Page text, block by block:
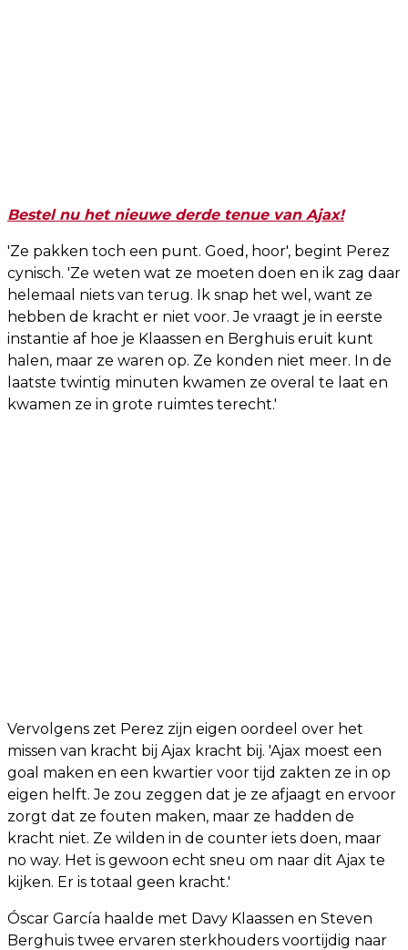
Bestel nu het nieuwe derde tenue van Ajax!
'Ze pakken toch een punt. Goed, hoor', begint Perez
cynisch. 'Ze weten wat ze moeten doen en ik zag daar
helemaal niets van terug. Ik snap het wel, want ze
hebben de kracht er niet voor. Je vraagt je in eerste
instantie af hoe je Klaassen en Berghuis eruit kunt
halen, maar ze waren op. Ze konden niet meer. In de
laatste twintig minuten kwamen ze overal te laat en
kwamen ze in grote ruimtes terecht.'
Vervolgens zet Perez zijn eigen oordeel over het
missen van kracht bij Ajax kracht bij. 'Ajax moest een
goal maken en een kwartier voor tijd zakten ze in op
eigen helft. Je zou zeggen dat je ze afjaagt en ervoor
zorgt dat ze fouten maken, maar ze hadden de
kracht niet. Ze wilden in de counter iets doen, maar
no way. Het is gewoon echt sneu om naar dit Ajax te
kijken. Er is totaal geen kracht.'
Óscar García haalde met Davy Klaassen en Steven
Berghuis twee ervaren sterkhouders voortijdig naar